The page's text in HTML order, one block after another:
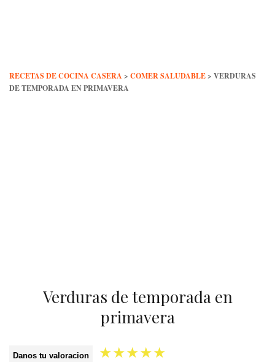
RECETAS DE COCINA CASERA > COMER SALUDABLE> VERDURAS
DE TEMPORADA EN PRIMAVERA
Verduras de temporada en
primavera
Danos tu valoracion ★★★★★